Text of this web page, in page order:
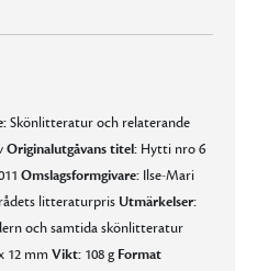
Skönlitteratur och relaterande
Originalutgåvans titel: Hytti nro 6
Omslagsformgivare: Ilse-Mari
litteraturpris Utmärkelser:
och samtida skönlitteratur
12 mmVikt: 108 g Format